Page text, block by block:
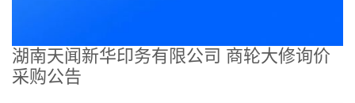
湖南天闻新华印务有限公司 商轮大修询价
采购公告